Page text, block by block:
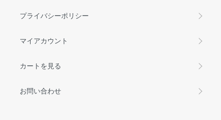
プライバシーポリシー
マイアカウント
カートを見る
お問い合わせ